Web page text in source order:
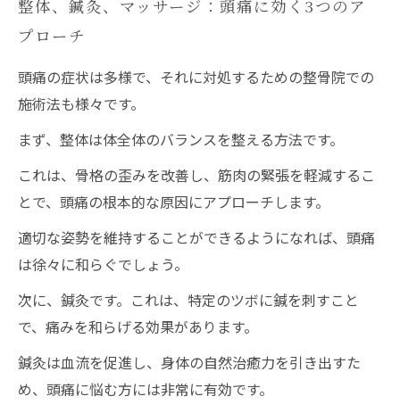
整体、鍼灸、マッサージ：頭痛に効く3つのア
プローチ
頭痛の症状は多様で、それに対処するための整骨院での
施術法も様々です。
まず、整体は体全体のバランスを整える方法です。
これは、骨格の歪みを改善し、筋肉の緊張を軽減するこ
とで、頭痛の根本的な原因にアプローチします。
適切な姿勢を維持することができるようになれば、頭痛
は徐々に和らぐでしょう。
次に、鍼灸です。これは、特定のツボに鍼を刺すこと
で、痛みを和らげる効果があります。
鍼灸は血流を促進し、身体の自然治癒力を引き出すた
め、頭痛に悩む方には非常に有効です。